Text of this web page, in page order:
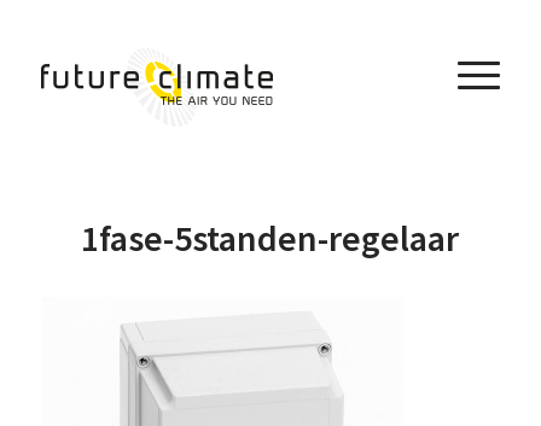
1fase-5standen-regelaar